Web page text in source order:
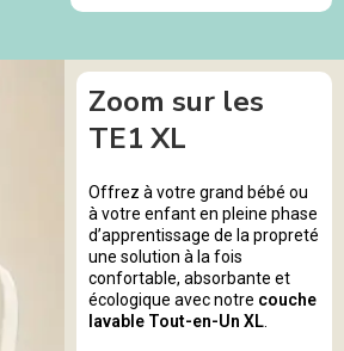
Zoom sur les
TE1 XL
Offrez à votre grand bébé ou
à votre enfant en pleine phase
d’apprentissage de la propreté
une solution à la fois
confortable, absorbante et
écologique avec notre couche
lavable Tout-en-Un XL